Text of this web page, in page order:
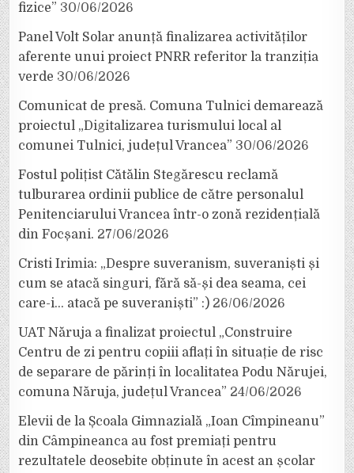
fizice” 30/06/2026
Panel Volt Solar anunță finalizarea activităților
aferente unui proiect PNRR referitor la tranziția
verde 30/06/2026
Comunicat de presă. Comuna Tulnici demarează
proiectul „Digitalizarea turismului local al
comunei Tulnici, județul Vrancea” 30/06/2026
Fostul polițist Cătălin Stegărescu reclamă
tulburarea ordinii publice de către personalul
Penitenciarului Vrancea într-o zonă rezidențială
din Focșani. 27/06/2026
Cristi Irimia: „Despre suveranism, suveraniști și
cum se atacă singuri, fără să-și dea seama, cei
care-i… atacă pe suveraniști” :) 26/06/2026
UAT Năruja a finalizat proiectul „Construire
Centru de zi pentru copiii aflați în situație de risc
de separare de părinți în localitatea Podu Nărujei,
comuna Năruja, județul Vrancea” 24/06/2026
Elevii de la Școala Gimnazială „Ioan Cîmpineanu”
din Câmpineanca au fost premiați pentru
rezultatele deosebite obținute în acest an școlar